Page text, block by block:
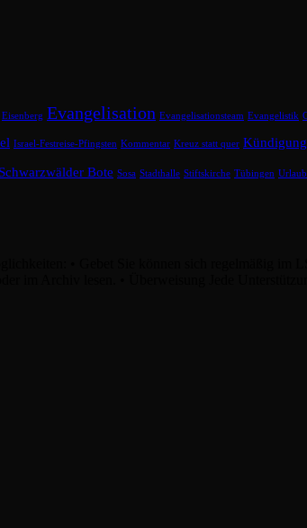
Eisenberg Evangelisation Evangelisationsteam Evangelistik
Israel-Festreise-Pfingsten Kommentar Kreuz statt quer Kündigung
Schwarzwälder Bote Sosa Stadthalle Stiftskirche Tübingen